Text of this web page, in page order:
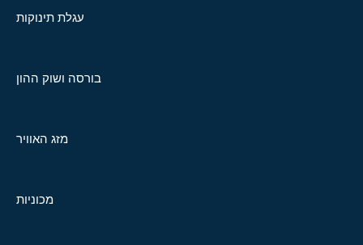
עגלת תינוקות
בורסה ושוק ההון
מזג האוויר
מכוניות